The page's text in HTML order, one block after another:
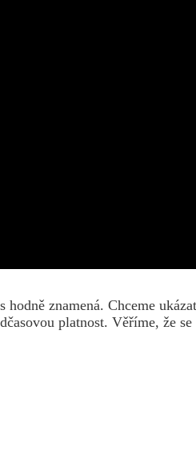
znamená. Chceme
platnost. Věříme, že